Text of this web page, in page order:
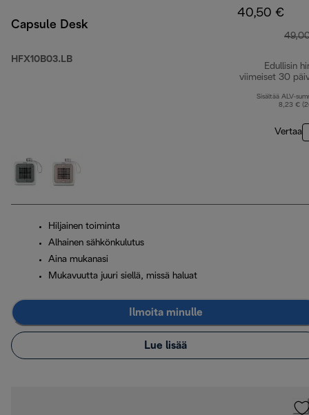
Capsule Desk
HFX10B03.LB
40,50 €
Edullisin
viimeiset 30
Sisältää ALV-
8,23 €
Vertaa
Hiljainen toiminta
Alhainen sähkönkulutus
Aina mukanasi
Mukavuutta juuri siellä, missä haluat
Ilmoita minulle
Lue lisää